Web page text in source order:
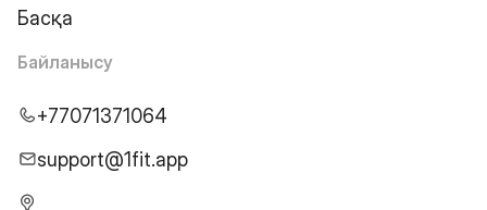
Басқа
Байланысу
+77071371064
support@1fit.app